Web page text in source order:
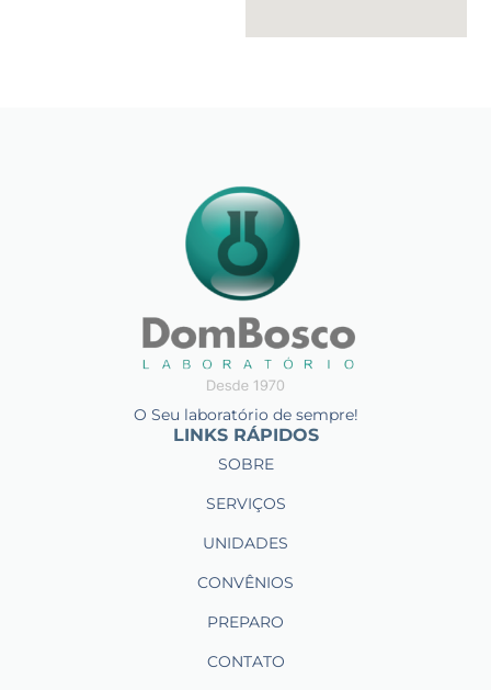
O Seu laboratório de sempre!
LINKS RÁPIDOS
SOBRE
SERVIÇOS
UNIDADES
CONVÊNIOS
PREPARO
CONTATO